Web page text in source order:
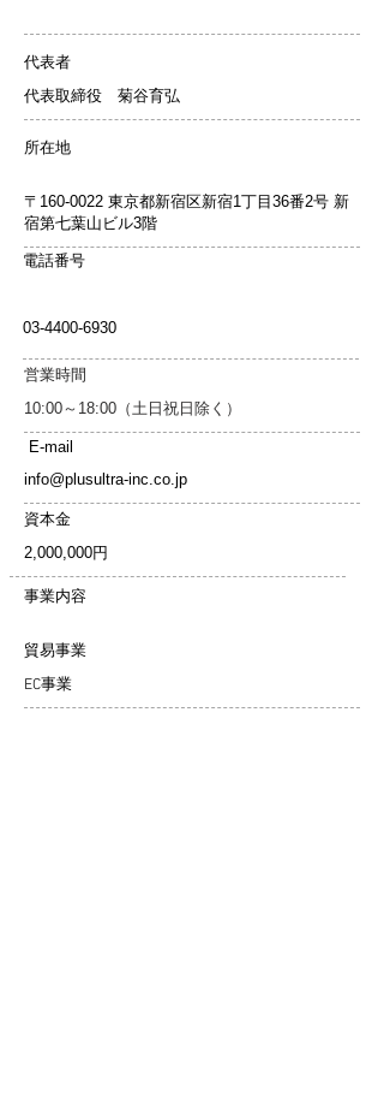
代表者
代表取締役 菊谷育弘
所在地
〒160-0022 東京都新宿区新宿1丁目36番2号 新
宿第七葉山ビル3階
電話番号
03-4400-6930
​営業時間
10:00～18:00（土日祝日除く）
E-mail
info@plusultra-inc.co.jp
​資本金
2,000,000円
​事業内容
​貿易事業
EC事業